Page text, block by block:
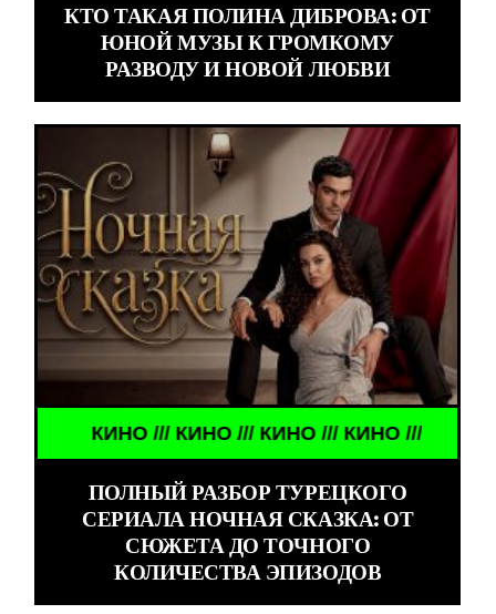
КТО ТАКАЯ ПОЛИНА ДИБРОВА: ОТ
ЮНОЙ МУЗЫ К ГРОМКОМУ
РАЗВОДУ И НОВОЙ ЛЮБВИ
КИНО /// КИНО /// КИНО /// КИНО ///
ПОЛНЫЙ РАЗБОР ТУРЕЦКОГО
СЕРИАЛА НОЧНАЯ СКАЗКА: ОТ
СЮЖЕТА ДО ТОЧНОГО
КОЛИЧЕСТВА ЭПИЗОДОВ